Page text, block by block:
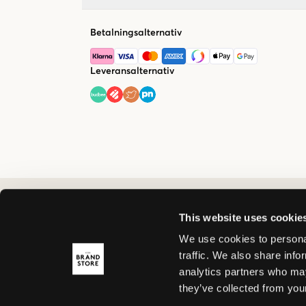
This website uses
We use cookies to
traffic. We also share
analytics partners who
they’ve collected from
Betalningsalternativ
Leveransalternativ